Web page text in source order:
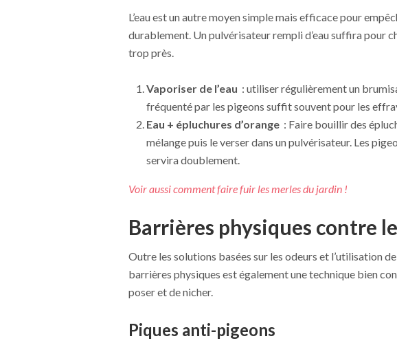
L’eau est un autre moyen simple mais efficace pour
durablement. Un pulvérisateur rempli d’eau suffira pour
trop près.
Vaporiser de l’eau : utiliser régulièrement un
fréquenté par les pigeons suffit souvent pour les
Eau + épluchures d’orange: Faire bouillir des
mélange puis le verser dans un pulvérisateur. Les
servira doublement.
Voir aussi comment faire fuir les merles du jardin !
Barrières physiques contre
Outre les solutions basées sur les odeurs et l’utilisation
barrières physiques est également une technique bien
poser et de nicher.
Piques anti-pigeons